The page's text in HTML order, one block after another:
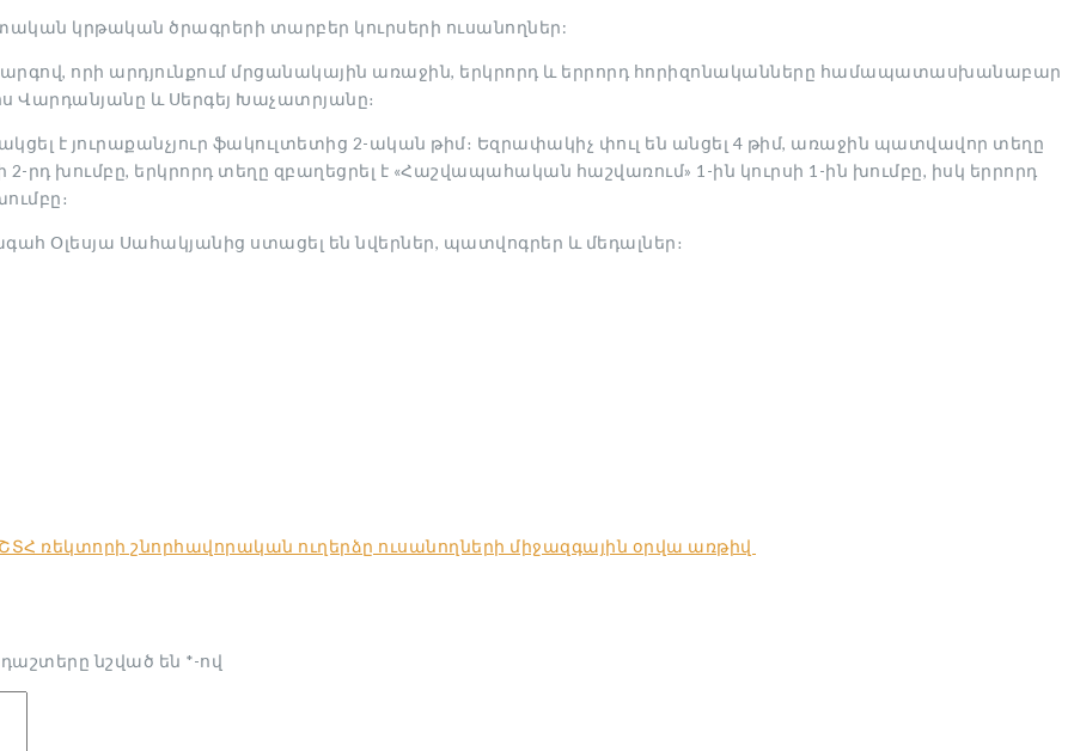
կրթական ծրագրերի տարբեր կուրսերի ուսանողներ:
որի արդյունքում մրցանակային առաջին, երկրորդ և երրորդ հորիզոնականները համապատասխանաբար
Վարդանյանը և Սերգեյ Խաչատրյանը։
է յուրաքանչյուր ֆակուլտետից 2-ական թիմ։ Եզրափակիչ փուլ են անցել 4 թիմ, առաջին պատվավոր տեղը
րդ խումբը, երկրորդ տեղը զբաղեցրել է «Հաշվապահական հաշվառում» 1-ին կուրսի 1-ին խումբը, իսկ երրորդ
Օլեսյա Սահակյանից ստացել են նվերներ, պատվոգրեր և մեդալներ։
ՇՏՀ ռեկտորի շնորհավորական ուղերձը ուսանողների միջազգային օրվա առթիվ
նշված են *-ով